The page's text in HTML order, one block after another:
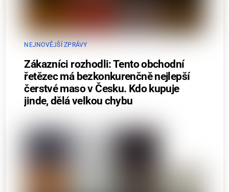
NEJNOVĚJŠÍ ZPRÁVY
Zákazníci rozhodli: Tento obchodní
řetězec má bezkonkurenčně nejlepší
čerstvé maso v Česku. Kdo kupuje
jinde, dělá velkou chybu